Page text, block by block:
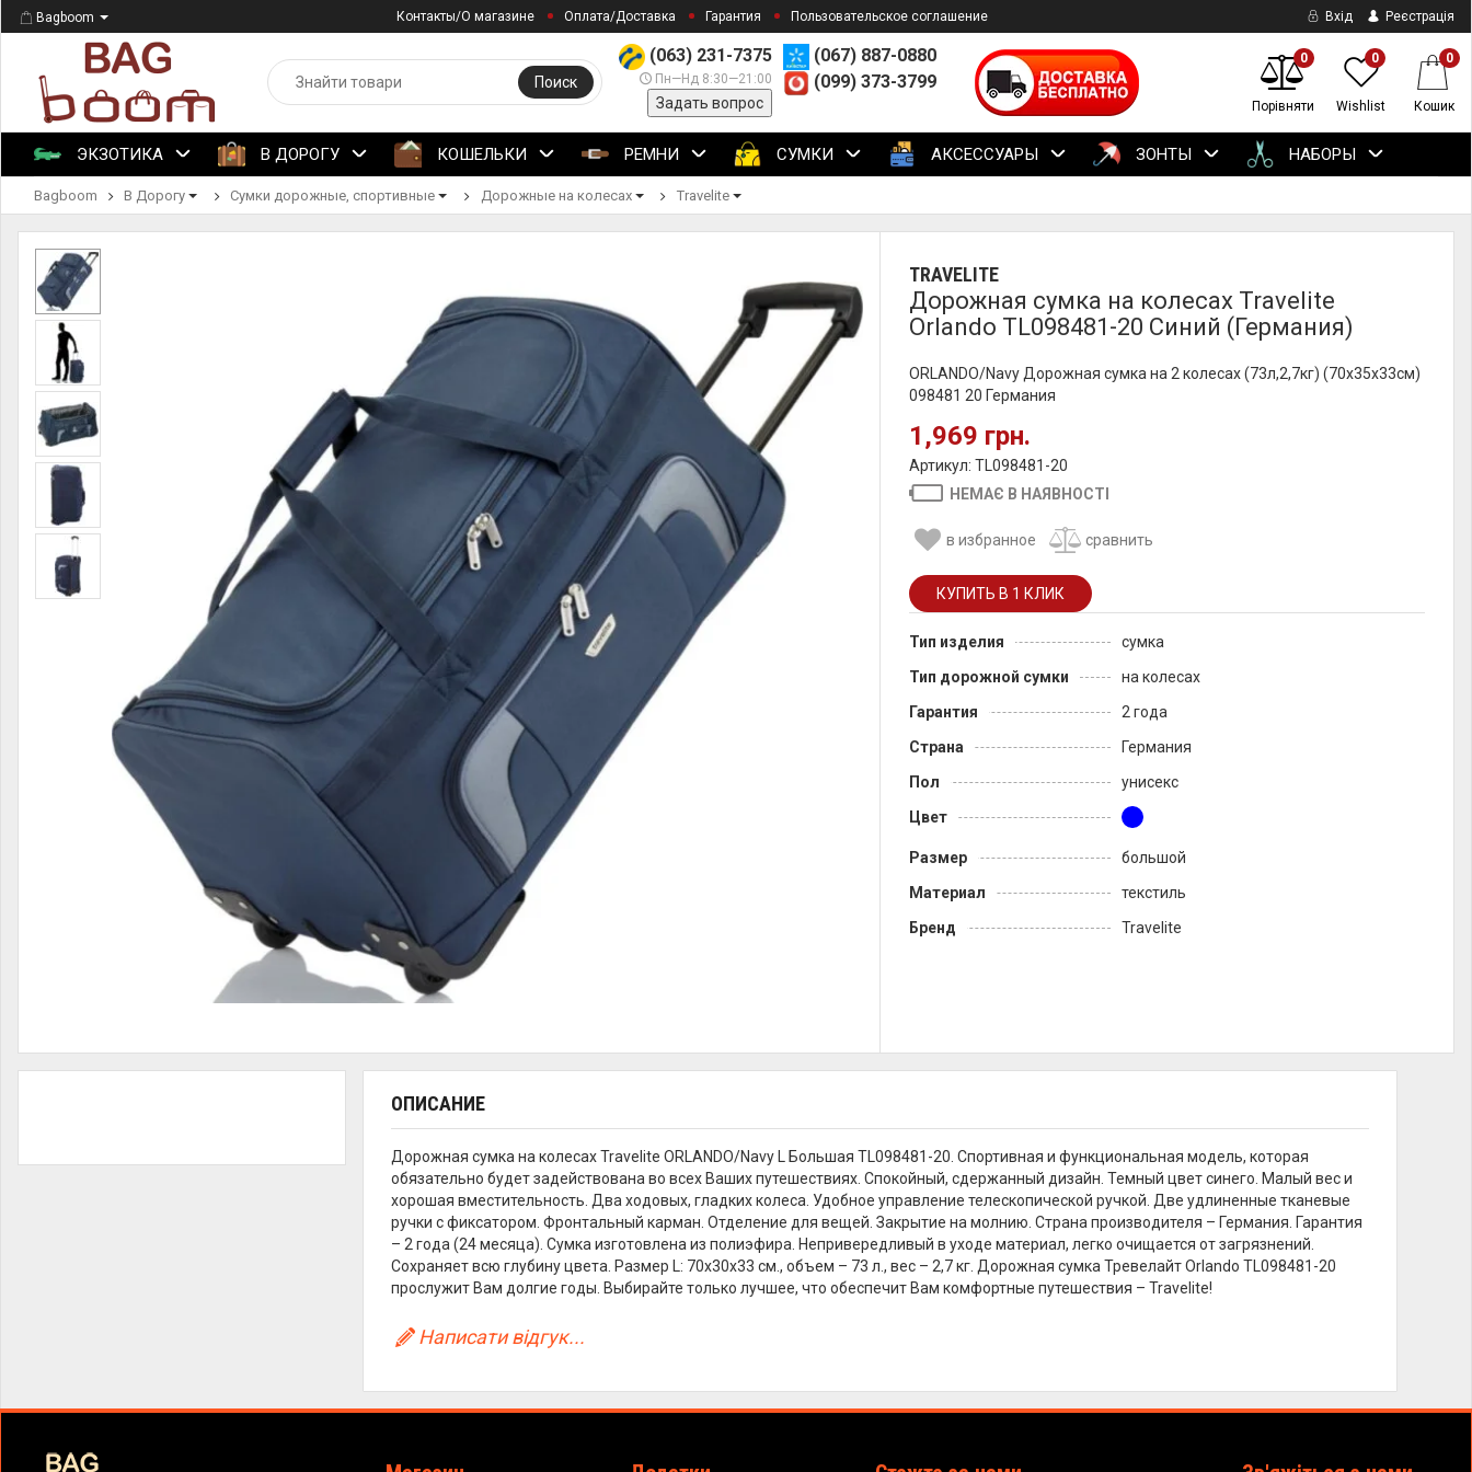
Bagboom Контакты/О магазине Оплата/Доставка Гарантия Пользовательское соглашение Вхід Реєстрація
(063) 231-7375
Пн—Нд 8:30—21:00
Задать вопрос
(067) 887-0880
(099) 373-3799
Поиск
0
Порівняти
0
Wishlist
0
Кошик
ЭКЗОТИКА В ДОРОГУ КОШЕЛЬКИ РЕМНИ СУМКИ АКСЕССУАРЫ ЗОНТЫ НАБОРЫ
Bagboom В Дорогу Сумки дорожные, спортивные Дорожные на колесах Travelite
TRAVELITE
Дорожная сумка на колесах Travelite
Orlando TL098481-20 Синий (Германия)
ORLANDO/Navy Дорожная сумка на 2 колесах (73л,2,7кг) (70x35x33см)
098481 20 Германия
1,969 грн.
Артикул: TL098481-20
НЕМАЄ В НАЯВНОСТІ
в избранное сравнить
Тип изделия
сумка
Тип дорожной сумки
на колесах
Гарантия
2 года
Страна
Германия
Пол
унисекс
Цвет
Размер
большой
Материал
текстиль
Бренд
Travelite
ОПИСАНИЕ
Дорожная сумка на колесах Travelite ORLANDO/Navy L Большая TL098481-20. Спортивная и функциональная модель, которая
обязательно будет задействована во всех Ваших путешествиях. Спокойный, сдержанный дизайн. Темный цвет синего. Малый вес и
хорошая вместительность. Два ходовых, гладких колеса. Удобное управление телескопической ручкой. Две удлиненные тканевые
ручки с фиксатором. Фронтальный карман. Отделение для вещей. Закрытие на молнию. Страна производителя – Германия. Гарантия
– 2 года (24 месяца). Сумка изготовлена из полиэфира. Непривередливый в уходе материал, легко очищается от загрязнений.
Сохраняет всю глубину цвета. Размер L: 70х30х33 см., объем – 73 л., вес – 2,7 кг. Дорожная сумка Тревелайт Orlando TL098481-20
прослужит Вам долгие годы. Выбирайте только лучшее, что обеспечит Вам комфортные путешествия – Travelite!
Написати відгук...